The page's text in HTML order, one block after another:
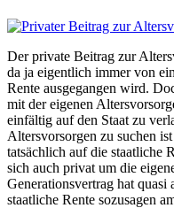
Der private Beitrag zur
da ja eigentlich immer von
Rente ausgegangen wird.
mit der eigenen
einfältig auf den Staat zu
Altersvorsorgen zu suchen
tatsächlich auf die staatliche
sich auch privat um die
Generationsvertrag hat quasi
staatliche Rente sozusagen